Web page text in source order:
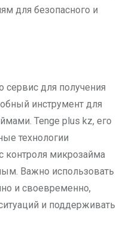
для безопасного и
сервис для получения
инструмент для
Tenge plus kz, его
технологии
контроля микрозайма
Важно использовать
и своевременно,
и поддерживать